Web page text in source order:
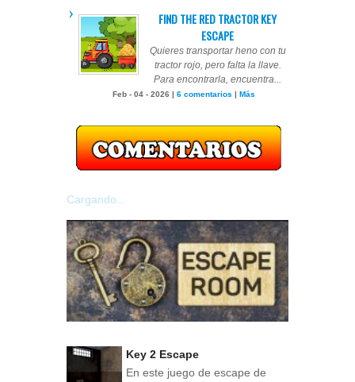
FIND THE RED TRACTOR KEY
ESCAPE
Quieres transportar heno con tu
tractor rojo, pero falta la llave.
Para encontrarla, encuentra...
Feb - 04 - 2026 | 6 comentarios | Más
Cargando...
Key 2 Escape
En este juego de escape de